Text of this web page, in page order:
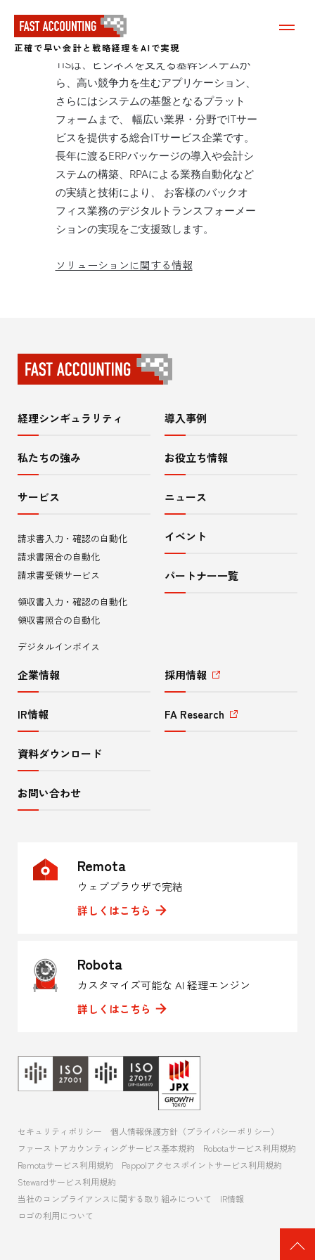
正確で早い会計と戦略経理をAIで実現
メ
ＴＩＳ株式会社
TISは、ビジネスを支える基幹システムか
ら、高い競争力を生むアプリケーション、
さらにはシステムの基盤となるプラット
フォームまで、 幅広い業界・分野でITサー
ビスを提供する総合ITサービス企業です。
長年に渡るERPパッケージの導入や会計シ
ステムの構築、RPAによる業務自動化など
の実績と技術により、 お客様のバックオ
フィス業務のデジタルトランスフォーメー
ションの実現をご支援致します。
ソリューションに関する情報
サ
イ
内
メ
ニ
ュ
ー
経理シンギュラリティ
私たちの強み
サービス
請求書入力・確認の自動化
請求書照合の自動化
請求書受領サービス
領収書入力・確認の自動化
領収書照合の自動化
デジタルインボイス
導入事例
お役立ち情報
ニュース
イベント
パートナー一覧
企業情報
IR情報
資料ダウンロード
お問い合わせ
採用情報
FA Research
Remota
ウェブブラウザで完結
詳しくはこちら
Robota
カスタマイズ可能な AI 経理エンジン
詳しくはこちら
セキュリティポリシー
個人情報保護方針（プライバシーポリシー）
ファーストアカウンティングサービス基本規約
Robotaサービス利用規約
Remotaサービス利用規約
Peppolアクセスポイントサービス利用規約
Stewardサービス利用規約
当社のコンプライアンスに関する取り組みについて
IR情報
ロゴの利用について